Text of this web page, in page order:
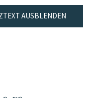
AUSBLENDEN